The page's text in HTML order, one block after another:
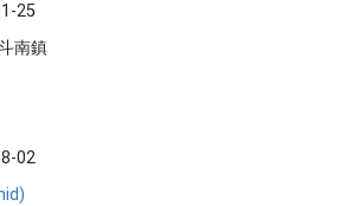
25
南鎮
02